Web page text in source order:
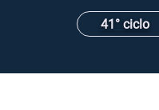
41° ciclo